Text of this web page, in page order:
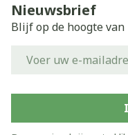
Nieuwsbrief
Blijf op de hoogte